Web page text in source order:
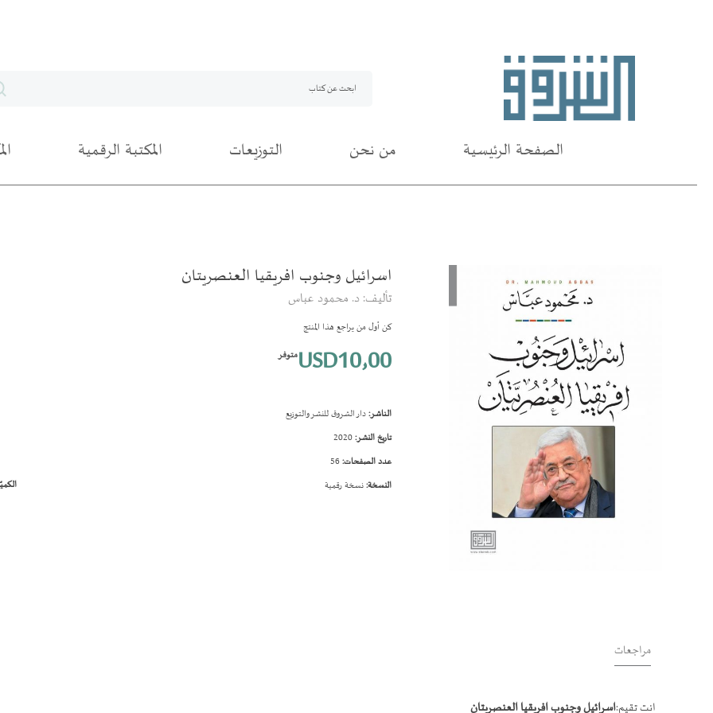
الصفحة الرئيسية من نحن التوزيعات المكتبة الرقمية
اسرائيل وجنوب افريقيا العنصريتان
تأليف: د. محمود عباس
كن أول من يراجع هذا المنتج
USD10٫00متوفر
الناشر:دار الشروق للنشر والتوزيع
تاريخ النشر:2020
عدد الصفحات:56
النسخة:نسخة رقمية
الصورمراجعات
انت تقيم:اسرائيل وجنوب افريقيا العنصريتان